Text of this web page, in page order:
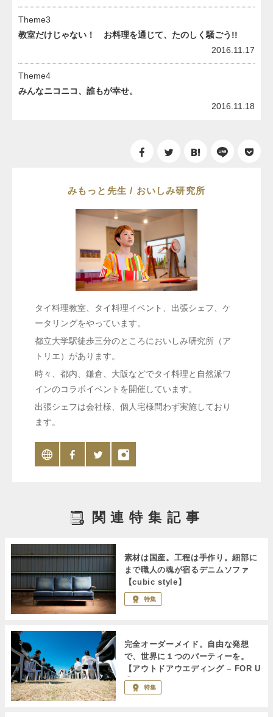
Theme3
教室だけじゃない！ お料理を通じて、たのしく騒ごう!!
2016.11.17
Theme4
みんなニコニコ、誰もが幸せ。
2016.11.18
みもっと先生 / おいしみ研究所
タイ料理教室、タイ料理イベント、出張シェフ、ケ
ータリングをやっています。
都立大学駅徒歩三分のところにおいしみ研究所（ア
トリエ）があります。
時々、都内、鎌倉、大阪などでタイ料理と自然派ワ
インのコラボイベントを開催しています。
出張シェフは会社様、個人宅様問わず実施しており
ます。
関連特集記事
素材は国産。工程は手作り。細部に
まで職人の魂が宿るデニムソファ
【cubic style】
特集
完全オーダーメイド。自由な発想
で、世界に１つのパーティーを。
【アウトドアウエディング – FOR U
-】
特集